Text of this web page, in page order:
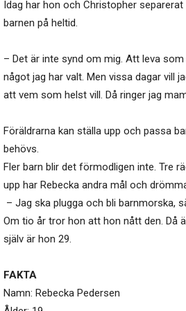
Idag har hon och Christopher
barnen på heltid.
– Det är inte synd om mig. Att leva
något jag har valt. Men vissa dagar vill
att vem som helst vill. Då ringer jag
Föräldrarna kan ställa upp och passa
behövs.
Fler barn blir det förmodligen inte. Tre
upp har Rebecka andra mål och
– Jag ska plugga och bli barnmorska,
Om tio år tror hon att hon nått den. Då
själv är hon 29.
FAKTA
Namn: Rebecka Pedersen